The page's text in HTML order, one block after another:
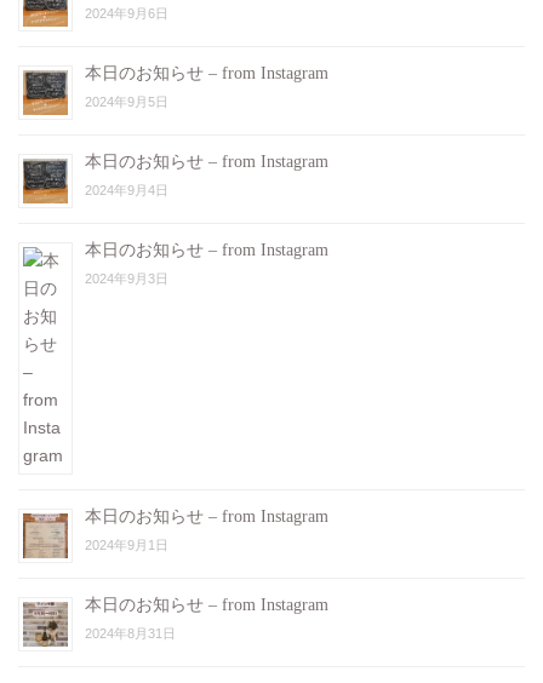
2024年9月6日
本日のお知らせ – from Instagram
2024年9月5日
本日のお知らせ – from Instagram
2024年9月4日
本日のお知らせ – from Instagram
2024年9月3日
本日のお知らせ – from Instagram
2024年9月1日
本日のお知らせ – from Instagram
2024年8月31日